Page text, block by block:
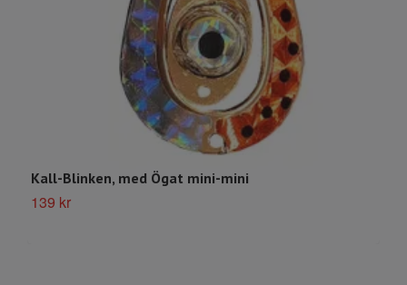
Kall-Blinken, med Ögat mini-mini
139 kr